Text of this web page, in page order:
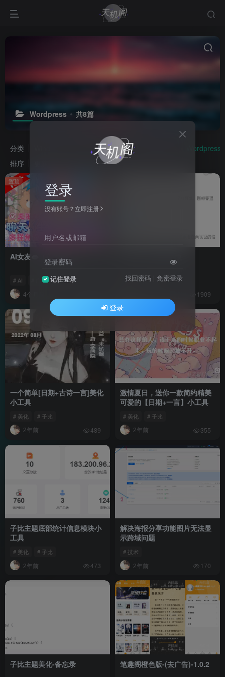
Wordpress 共8篇
分类 Android Adobe
Wordpress
排序
评论
置顶
AI女友👄（在线游玩）
# AI # 广告 # R18
4个月前
# 抓包 # 逆向
1909
一个简单[日期+古诗一言]美化
小工具
# 美化 # 子比
2年前 489
激情夏日，送你一款简约精美
可爱的【日期+一言】小工具
# 美化 # 子比
2年前 355
子比主题底部统计信息模块小
工具
# 美化 # 子比
2年前 473
解决海报分享功能图片无法显
示跨域问题
# 技术
2年前 170
子比主题美化-备忘录 笔趣阁橙色版-(去广告)-1.0.2
登录
没有账号？立即注册
用户名或邮箱
登录密码
记住登录 找回密码 | 免密登录
登录